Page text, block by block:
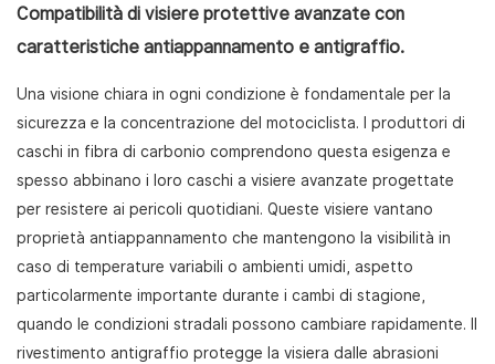
Compatibilità di visiere protettive avanzate con
caratteristiche antiappannamento e antigraffio.
Una visione chiara in ogni condizione è fondamentale per la
sicurezza e la concentrazione del motociclista. I produttori di
caschi in fibra di carbonio comprendono questa esigenza e
spesso abbinano i loro caschi a visiere avanzate progettate
per resistere ai pericoli quotidiani. Queste visiere vantano
proprietà antiappannamento che mantengono la visibilità in
caso di temperature variabili o ambienti umidi, aspetto
particolarmente importante durante i cambi di stagione,
quando le condizioni stradali possono cambiare rapidamente. Il
rivestimento antigraffio protegge la visiera dalle abrasioni